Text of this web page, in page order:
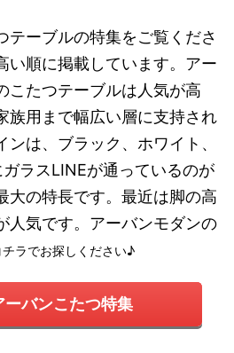
テーブルの特集をご覧くださ
い順に掲載しています。アー
こたつテーブルは人気が高
族用まで幅広い層に支持され
は、ブラック、ホワイト、
ラスLINEが通っているのが
大の特長です。最近は脚の高
人気です。アーバンモダンの
ラでお探しください♪
バンこたつ特集